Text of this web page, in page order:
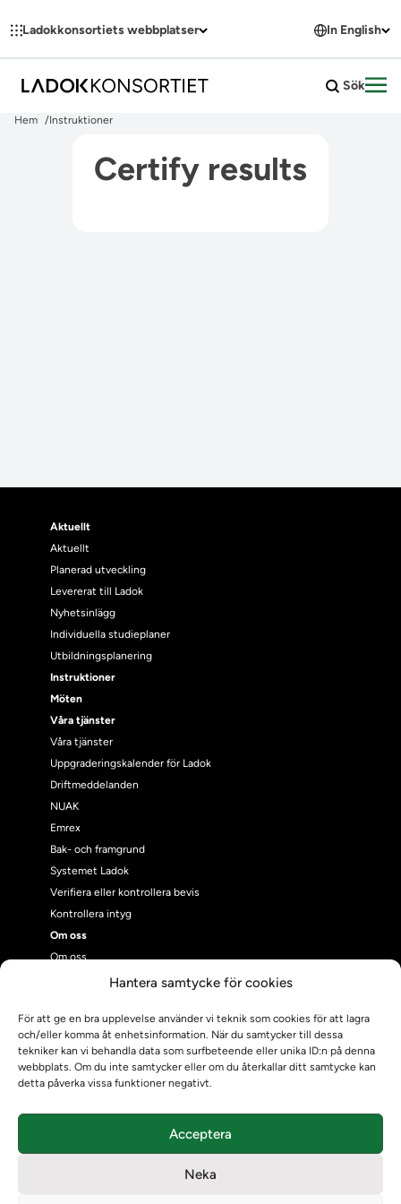
Hantera samtycke för cookies
För att ge en bra upplevelse använder vi teknik som cookies för att lagra
och/eller komma åt enhetsinformation. När du samtycker till dessa
tekniker kan vi behandla data som surfbeteende eller unika ID:n på denna
webbplats. Om du inte samtycker eller om du återkallar ditt samtycke kan
detta påverka vissa funktioner negativt.
Acceptera
Neka
Ladokkonsortiets webbplatser In English
Sök
Hem Instruktioner
Certify results
Aktuellt
Aktuellt
Planerad utveckling
Levererat till Ladok
Nyhetsinlägg
Individuella studieplaner
Utbildningsplanering
Instruktioner
Möten
Våra tjänster
Våra tjänster
Uppgraderingskalender för Ladok
Driftmeddelanden
NUAK
Emrex
Bak- och framgrund
Systemet Ladok
Verifiera eller kontrollera bevis
Kontrollera intyg
Om oss
Om oss
Om Ladokkonsortiet
Vision, strategi och produktplan
Teamens sammansättning och arbetet på Ladokkonsortiet
Användarkontakter
Ladokpodden
Kontakt
Kontaktuppgifter till lärosätenas Ladoksupport